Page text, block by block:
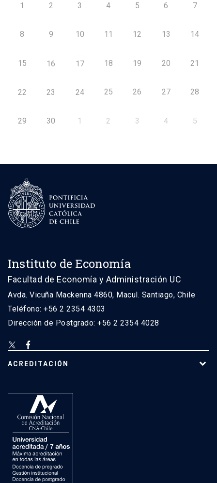
1 2 3 4 5 6 7
8 9 10 11 12 13 14
15 16 17 18 19 20 21
22 23 24 25 26 27 28
29 30 1 2 3 4 5
Instituto de Economía
Facultad de Economía y Administración UC
Avda. Vicuña Mackenna 4860, Macul. Santiago, Chile
Teléfono: +56 2 2354 4303
Dirección de Postgrado: +56 2 2354 4028
ACREDITACIÓN